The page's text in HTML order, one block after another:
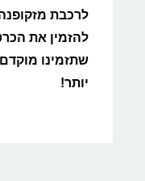
לרכבת מזקופנה
להזמין את
שתזמינו
יותר!